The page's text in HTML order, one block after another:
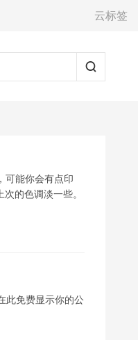
云标签
可能你会有点印
的色调淡一些。
此免费显示你的公